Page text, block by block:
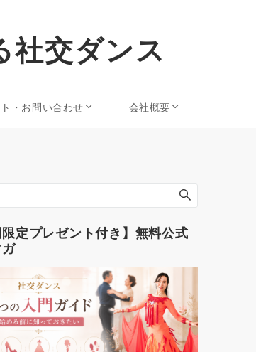
交ダンス
・お問い合わせ 会社概要
限定プレゼント付き】無料公式
ガ